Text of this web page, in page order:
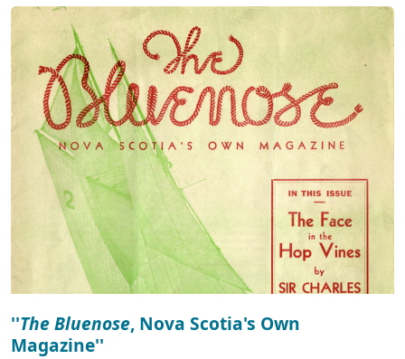
''The Bluenose, Nova Scotia's Own
Magazine''